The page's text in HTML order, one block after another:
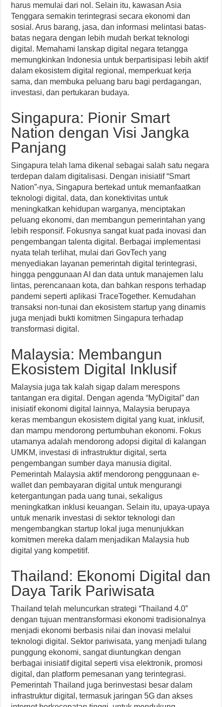
harus memulai dari nol. Selain itu, kawasan Asia
Tenggara semakin terintegrasi secara ekonomi dan
sosial. Arus barang, jasa, dan informasi melintasi batas-
batas negara dengan lebih mudah berkat teknologi
digital. Memahami lanskap digital negara tetangga
memungkinkan Indonesia untuk berpartisipasi lebih aktif
dalam ekosistem digital regional, memperkuat kerja
sama, dan membuka peluang baru bagi perdagangan,
investasi, dan pertukaran budaya.
Singapura: Pionir Smart
Nation dengan Visi Jangka
Panjang
Singapura telah lama dikenal sebagai salah satu negara
terdepan dalam digitalisasi. Dengan inisiatif “Smart
Nation”-nya, Singapura bertekad untuk memanfaatkan
teknologi digital, data, dan konektivitas untuk
meningkatkan kehidupan warganya, menciptakan
peluang ekonomi, dan membangun pemerintahan yang
lebih responsif. Fokusnya sangat kuat pada inovasi dan
pengembangan talenta digital. Berbagai implementasi
nyata telah terlihat, mulai dari GovTech yang
menyediakan layanan pemerintah digital terintegrasi,
hingga penggunaan AI dan data untuk manajemen lalu
lintas, perencanaan kota, dan bahkan respons terhadap
pandemi seperti aplikasi TraceTogether. Kemudahan
transaksi non-tunai dan ekosistem startup yang dinamis
juga menjadi bukti komitmen Singapura terhadap
transformasi digital.
Malaysia: Membangun
Ekosistem Digital Inklusif
Malaysia juga tak kalah sigap dalam merespons
tantangan era digital. Dengan agenda “MyDigital” dan
inisiatif ekonomi digital lainnya, Malaysia berupaya
keras membangun ekosistem digital yang kuat, inklusif,
dan mampu mendorong pertumbuhan ekonomi. Fokus
utamanya adalah mendorong adopsi digital di kalangan
UMKM, investasi di infrastruktur digital, serta
pengembangan sumber daya manusia digital.
Pemerintah Malaysia aktif mendorong penggunaan e-
wallet dan pembayaran digital untuk mengurangi
ketergantungan pada uang tunai, sekaligus
meningkatkan inklusi keuangan. Selain itu, upaya-upaya
untuk menarik investasi di sektor teknologi dan
mengembangkan startup lokal juga menunjukkan
komitmen mereka dalam menjadikan Malaysia hub
digital yang kompetitif.
Thailand: Ekonomi Digital dan
Daya Tarik Pariwisata
Thailand telah meluncurkan strategi “Thailand 4.0”
dengan tujuan mentransformasi ekonomi tradisionalnya
menjadi ekonomi berbasis nilai dan inovasi melalui
teknologi digital. Sektor pariwisata, yang menjadi tulang
punggung ekonomi, sangat diuntungkan dengan
berbagai inisiatif digital seperti visa elektronik, promosi
digital, dan platform pemesanan yang terintegrasi.
Pemerintah Thailand juga berinvestasi besar dalam
infrastruktur digital, termasuk jaringan 5G dan akses